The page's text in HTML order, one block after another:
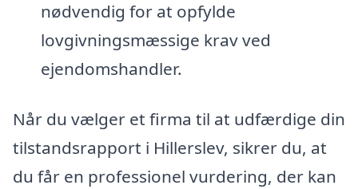
nødvendig for at opfylde
lovgivningsmæssige krav ved
ejendomshandler.
Når du vælger et firma til at udfærdige din
tilstandsrapport i Hillerslev, sikrer du, at
du får en professionel vurdering, der kan